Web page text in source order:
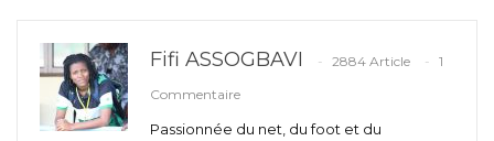
Fifi ASSOGBAVI 2884 Article
1
Commentaire
Passionnée du net, du foot et du